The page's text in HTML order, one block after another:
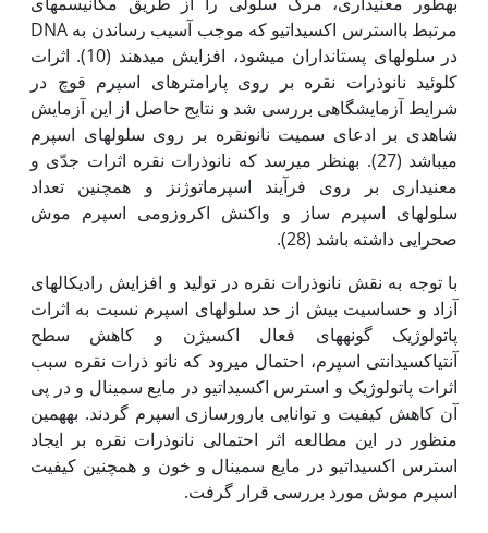
مرتبط بااسترس اکسیداتیو که موجب آسیب رساندن به DNA
در سلول‏های پستانداران می‏شود، افزایش می‏دهند (10). اثرات
کلوئید نانوذرات نقره بر روی پارامترهای اسپرم قوچ در
شرایط آزمایشگاهی بررسی شد و نتایج حاصل از این آزمایش
شاهدی بر ادعای سمیت نانونقره بر روی سلول‏های اسپرم
می‏باشد (27). به‏نظر می‏رسد که نانوذرات نقره اثرات جدّی و
معنی‏داری بر روی فرآیند اسپرماتوژنز و همچنین تعداد
سلول‏های اسپرم ساز و واکنش اکروزومی اسپرم موش
صحرایی داشته باشد (28).
با توجه به نقش نانوذرات نقره در تولید و افزایش رادیکال‏های
آزاد و حساسیت بیش از حد سلول‏های اسپرم نسبت به اثرات
پاتولوژیک گونه‏های فعال اکسیژن و کاهش سطح
آنتی‏اکسیدانتی اسپرم، احتمال می‏رود که نانو ذرات نقره سبب
اثرات پاتولوژیک و استرس اکسیداتیو در مایع سمینال و در پی
آن کاهش کیفیت و توانایی بارورسازی اسپرم گردند. به‏همین
منظور در این مطالعه اثر احتمالی نانوذرات نقره بر ایجاد
استرس اکسیداتیو در مایع سمینال و خون و همچنین کیفیت
اسپرم موش مورد بررسی قرار گرفت.